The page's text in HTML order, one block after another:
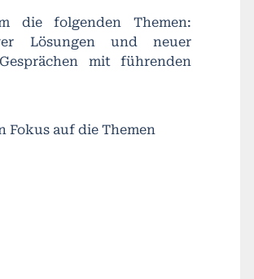
die folgenden Themen:
Lösungen und neuer
mit führenden
Fokus auf die Themen